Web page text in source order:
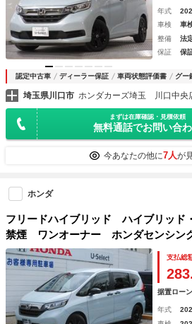
年式
車検
車
整備
法
保証
保
認定中古車 ディーラー保証 車両状態評価書 グー
埼玉県川口市 ホンダカーズ埼玉 川口中央
まずは在庫確認・見積依頼
無料通話でお問い合
今あなたの他に7人が
ホンダ
フリードハイブリッド ハイブリッド
禁煙 ワンオーナー ホンダセンシ
フルセグ ＣＤ ＤＶＤ ＢＴ バック
コ ＥＴＣ 純正１５インチアルミ
イドドア シートヒーター Ｂカメラ
支払総
据置ローン
年式